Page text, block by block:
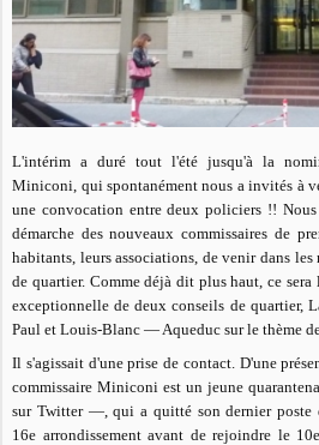
L'intérim a duré tout l'été jusqu'à la
Miniconi, qui spontanément nous a invités à
une convocation entre deux policiers !!
démarche des nouveaux commissaires de
habitants, leurs associations, de venir dans
de quartier. Comme déjà dit plus haut, ce
exceptionnelle de deux conseils de quartier,
Paul et Louis-Blanc — Aqueduc sur le thème
Il s'agissait d'une prise de contact. D'une
commissaire Miniconi est un jeune
sur Twitter —, qui a quitté son dernier poste
16e arrondissement avant de rejoindre le